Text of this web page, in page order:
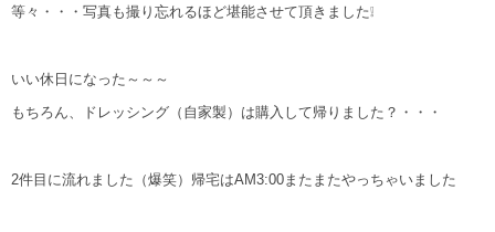
等々・・・写真も撮り忘れるほど堪能させて頂きました❕
いい休日になった～～～
もちろん、ドレッシング（自家製）は購入して帰りました？・・・
2件目に流れました（爆笑）帰宅はAM3:00またまたやっちゃいました